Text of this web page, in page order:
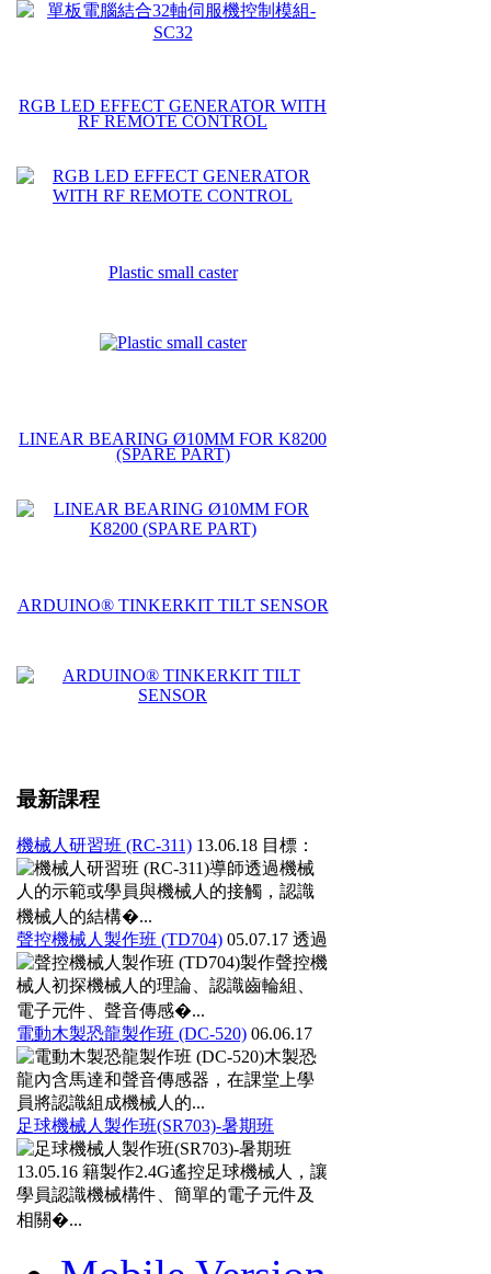
RGB LED EFFECT GENERATOR WITH
RF REMOTE CONTROL
Plastic small caster
LINEAR BEARING Ø10MM FOR K8200
(SPARE PART)
ARDUINO® TINKERKIT TILT SENSOR
最新課程
機械人研習班 (RC-311) 13.06.18 目標：
導師透過機械
人的示範或學員與機械人的接觸，認識
機械人的結構�...
聲控機械人製作班 (TD704) 05.07.17 透過
製作聲控機
械人初探機械人的理論、認識齒輪組、
電子元件、聲音傳感�...
電動木製恐龍製作班 (DC-520) 06.06.17
木製恐
龍內含馬達和聲音傳感器，在課堂上學
員將認識組成機械人的...
足球機械人製作班(SR703)-暑期班
13.05.16 籍製作2.4G遙控足球機械人，讓
學員認識機械構件、簡單的電子元件及
相關�...